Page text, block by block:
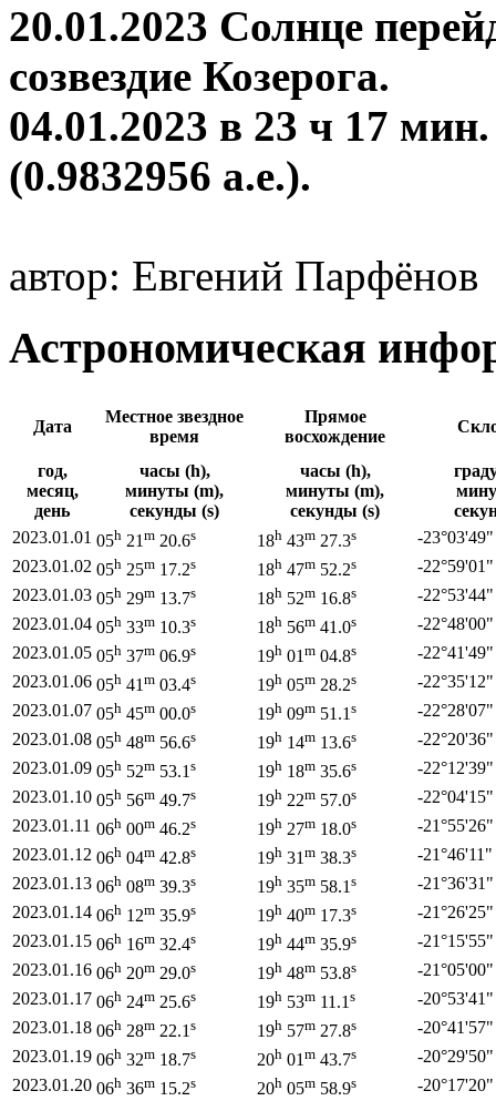
20.01.2023 Солнце
созвездие Козерога.
04.01.2023 в 23 ч 17
(0.9832956 а.е.).
автор: Евгений Парфёнов
Астрономическая
Дата
Местное звездное
время
Прямое
восхождение
год,
месяц,
день
часы (h),
минуты (m),
секунды (s)
часы (h),
минуты (m),
секунды (s)
2023.01.01 05h 21 m 20.6s 18h 43m 27.3s -23°03'49"
2023.01.02 05h 25m 17.2s 18h 47m 52.2s -22°59'01"
2023.01.03 05h 29m 13.7s 18h 52m 16.8s -22°53'44"
2023.01.04 05h 33m 10.3s 18h 56m 41.0s -22°48'00"
2023.01.05 05h 37m 06.9s 19h 01 m 04.8s -22°41'49"
2023.01.06 05h 41 m 03.4s 19h 05m 28.2s -22°35'12"
2023.01.07 05h 45m 00.0s 19h 09m 51.1 s -22°28'07"
2023.01.08 05h 48m 56.6s 19h 14m 13.6s -22°20'36"
2023.01.09 05h 52m 53.1 s 19h 18m 35.6s -22°12'39"
2023.01.10 05h 56m 49.7s 19h 22m 57.0s -22°04'15"
2023.01.11 06h 00m 46.2s 19h 27m 18.0s -21°55'26"
2023.01.12 06h 04m 42.8s 19h 31 m 38.3s -21°46'11"
2023.01.13 06h 08m 39.3s 19h 35m 58.1 s -21°36'31"
2023.01.14 06h 12m 35.9s 19h 40m 17.3s -21°26'25"
2023.01.15 06h 16m 32.4s 19h 44m 35.9s -21°15'55"
2023.01.16 06h 20m 29.0s 19h 48m 53.8s -21°05'00"
2023.01.17 06h 24m 25.6s 19h 53m 11.1 s -20°53'41"
2023.01.18 06h 28m 22.1 s 19h 57m 27.8s -20°41'57"
2023.01.19 06h 32m 18.7s 20h 01 m 43.7s -20°29'50"
2023.01.20 06h 36m 15.2s 20h 05m 58.9s -20°17'20"